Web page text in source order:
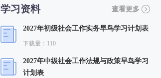
学习资料 查看更多
2027年初级社会工作实务早鸟学习计划表
下载量：110
2027年中级社会工作法规与政策早鸟学习
计划表